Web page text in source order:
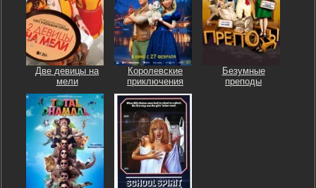
Две девицы на
мели
Королевские
приключения
Безумные
преподы